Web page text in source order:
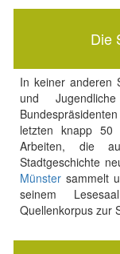
Die
In keiner anderen
und
letzten knapp 50
Arbeiten, die
Stadtgeschichte
Münstersammelt
seinem
Quellenkorpus zur